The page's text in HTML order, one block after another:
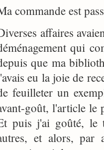
commande est
affaires
qui
que ma
eu la joie de
feuilleter un
goût, l'article
puis j'ai goûté, le
et alors, par